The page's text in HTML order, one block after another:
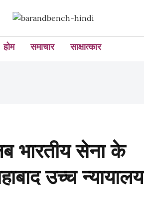
होम समाचार साक्षात्कार
भारतीय सेना के
उच्च न्यायालय